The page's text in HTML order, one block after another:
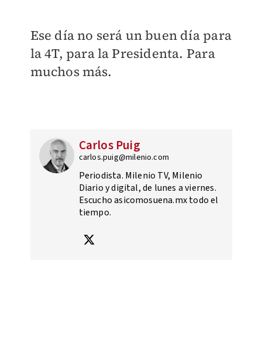
Ese día no será un buen día para
la 4T, para la Presidenta. Para
muchos más.
Carlos Puig
carlos.puig@milenio.com
Periodista. Milenio TV, Milenio
Diario y digital, de lunes a viernes.
Escucho asicomosuena.mx todo el
tiempo.